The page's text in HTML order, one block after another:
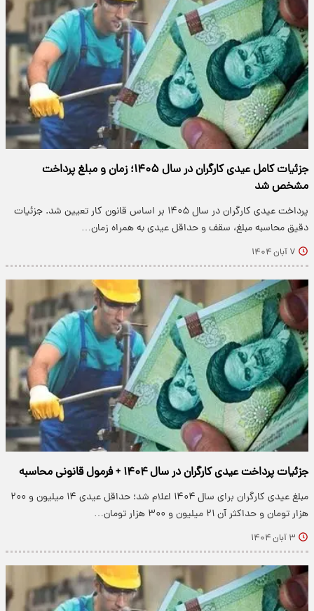
جزئیات کامل عیدی کارگران در سال ۱۴۰۵؛ زمان و مبلغ پرداخت
مشخص شد
پرداخت عیدی کارگران در سال ۱۴۰۵ بر اساس قانون کار تعیین شد. جزئیات
دقیق محاسبه مبلغ، سقف و حداقل عیدی به همراه زمان…
۷ آبان ۱۴۰۴
جزئیات پرداخت عیدی کارگران در سال ۱۴۰۴ + فرمول قانونی محاسبه
مبلغ عیدی کارگران برای سال ۱۴۰۴ اعلام شد؛ حداقل عیدی ۱۴ میلیون و ۲۰۰
هزار تومان و حداکثر آن ۲۱ میلیون و ۳۰۰ هزار تومان…
۳ آبان ۱۴۰۴